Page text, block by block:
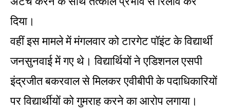
दिया।
वहीं इस मामले में मंगलवार को टारगेट पॉइंट के विद्यार्थी
जनसुनवाई में गए थे। विद्यार्थियों ने एडिशनल एसपी
इंद्रजीत बकरवाल से मिलकर एवीबीपी के पदाधिकारियों
पर विद्यार्थीयों को गुमराह करने का आरोप लगाया।